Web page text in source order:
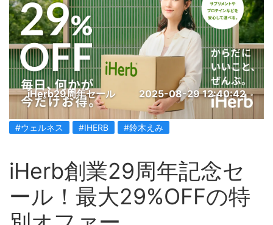
iHerb29周年セール 2025-08-29 12:40:42
#ウェルネス #IHERB #鈴木えみ
iHerb創業29周年記念セ
ール！最大29%OFFの特